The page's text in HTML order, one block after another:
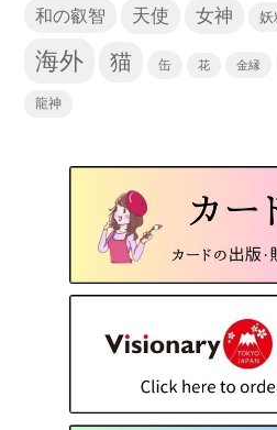
和の叡智 天使 女神 妖
海外 猫 缶 花 金縁
龍神